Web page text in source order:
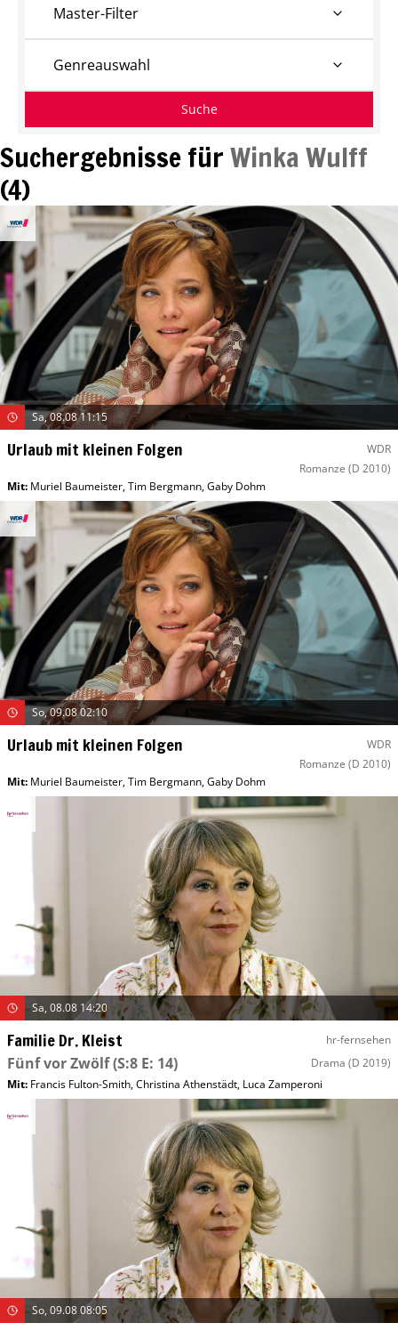
Suchergebnisse fürWinka Wulff
(4)
Sa, 08.08 11:15
Urlaub mit kleinen Folgen
WDR
Romanze (D 2010)
Mit: Muriel Baumeister,Tim Bergmann,Gaby Dohm
So, 09.08 02:10
Urlaub mit kleinen Folgen
WDR
Romanze (D 2010)
Mit: Muriel Baumeister,Tim Bergmann,Gaby Dohm
Sa, 08.08 14:20
Familie Dr. Kleist hr-fernsehen
Fünf vor Zwölf(S:8 E: 14) Drama (D 2019)
Mit: Francis Fulton-Smith,Christina Athenstädt, Luca Zamperoni
So, 09.08 08:05
Master-Filter
Genreauswahl
Suche